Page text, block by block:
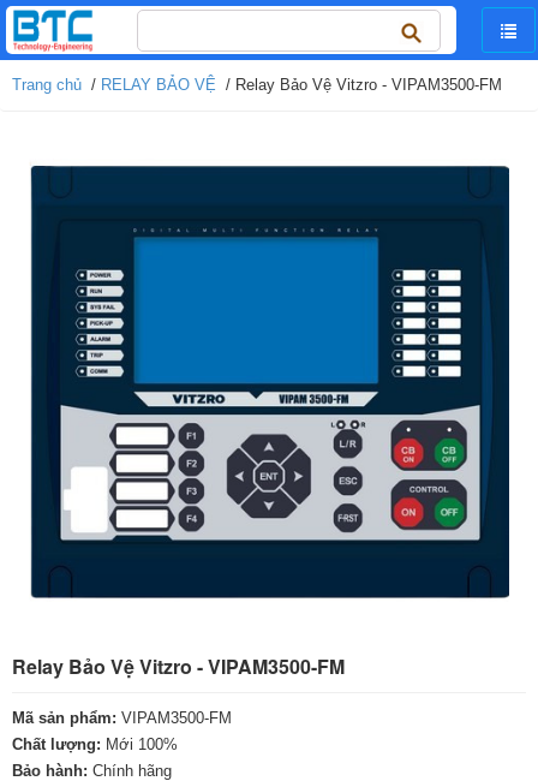
Tìm
kiếm
Trang chủ / RELAY BẢO VỆ / Relay Bảo Vệ Vitzro - VIPAM3500-FM
Relay Bảo Vệ Vitzro - VIPAM3500-FM
Mã sản phẩm: VIPAM3500-FM
Chất lượng: Mới 100%
Bảo hành: Chính hãng